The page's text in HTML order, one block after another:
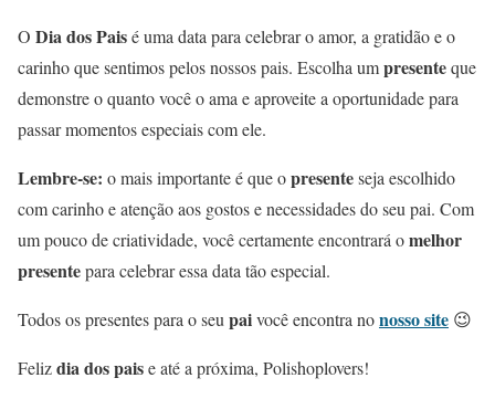
O Dia dos Paisé uma data para celebrar o amor, a gratidão e o
carinho que sentimos pelos nossos pais. Escolha umpresenteque
demonstre o quanto você o ama e aproveite a oportunidade para
passar momentos especiais com ele.
Lembre-se: o mais importante é que opresenteseja escolhido
com carinho e atenção aos gostos e necessidades do seu pai. Com
um pouco de criatividade, você certamente encontrará omelhor
presentepara celebrar essa data tão especial.
Todos os presentes para o seu paivocê encontra nonosso site 😉
Felizdia dos paise até a próxima, Polishoplovers!